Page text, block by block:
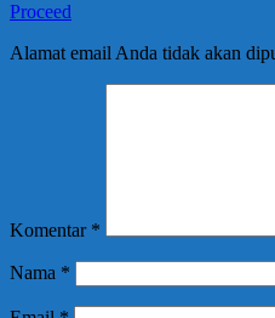
Proceed
Alamat email Anda tidak akan
Komentar *
Nama *